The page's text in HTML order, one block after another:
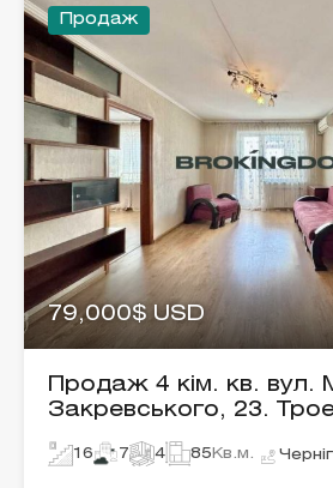
Продаж
79,000$ USD
Продаж 4 кім. кв. вул.
Закревського, 23.
16 7 4 85 Кв.м.